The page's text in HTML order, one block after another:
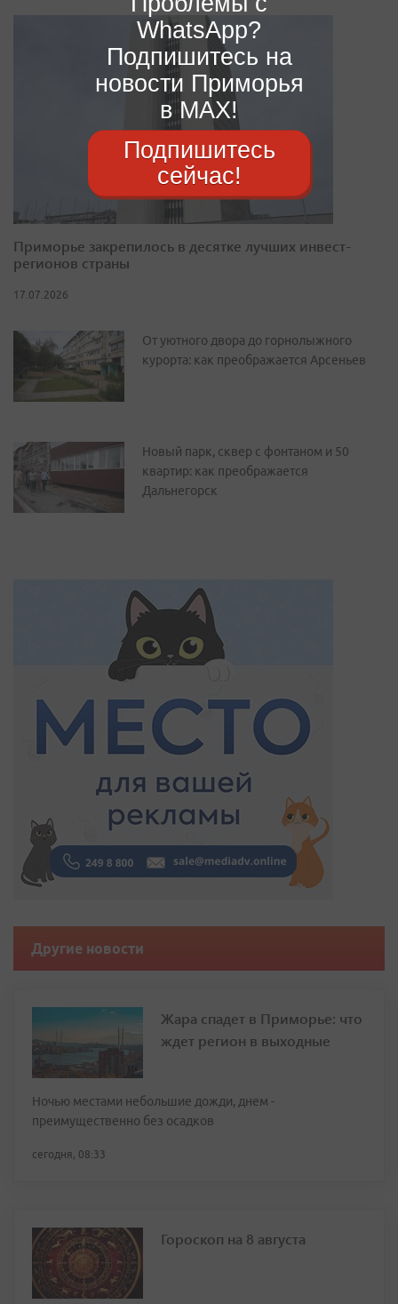
Приморье закрепилось в десятке лучших инвест-
регионов страны
17.07.2026
От уютного двора до горнолыжного
курорта: как преображается Арсеньев
Новый парк, сквер с фонтаном и 50
квартир: как преображается
Дальнегорск
Другие новости
Жара спадет в Приморье: что
ждет регион в выходные
Ночью местами небольшие дожди, днем -
преимущественно без осадков
сегодня, 08:33
Гороскоп на 8 августа
WhatsApp?
Подпишитесь на
новости Приморья
в MAX!
Подпишитесь
сейчас!